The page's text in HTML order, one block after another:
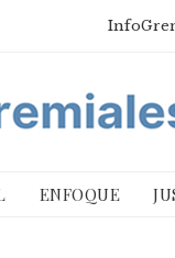
ENFOQUE